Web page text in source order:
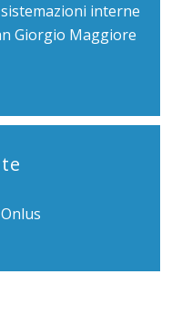
interne
Giorgio Maggiore